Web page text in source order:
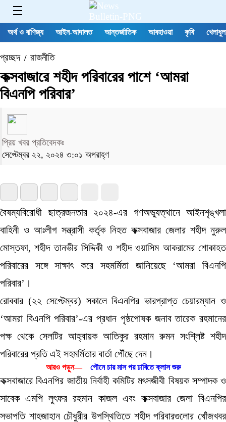
অর্থ ও বাণিজ্য আইন-আদালত আন্তর্জাতিক আবহাওয়া কৃষি
প্রচ্ছদ/ রাজনীতি
কক্সবাজারে শহীদ পরিবারের পাশে ‘আমরা
বিএনপি পরিবার’
প্রিয় খবর প্রতিবেদকঃ
সেপ্টেম্বর ২২, ২০২৪ ৩:০১ অপরাহ্ণ
বৈষম্যবিরোধী ছাত্রজনতার ২০২৪-এর গণঅভ্যুত্থানে আইনশৃঙ্খলা
বাহিনী ও আঃলীগ সন্ত্রাসী কর্তৃক নিহত কক্সবাজার জেলার শহীদ নুরুল
মোস্তফা, শহীদ তানভীর সিদ্দিকী ও শহীদ ওয়াসিম আকরামের শোকাহত
পরিবারের সঙ্গে সাক্ষাৎ করে সহমর্মিতা জানিয়েছে ‘আমরা বিএনপি
পরিবার’।
রোববার (২২ সেপ্টেম্বর) সকালে বিএনপির ভারপ্রাপ্ত চেয়ারম্যান ও
‘আমরা বিএনপি পরিবার’-এর প্রধান পৃষ্ঠপোষক জনাব তারেক রহমানের
পক্ষ থেকে সেলটির আহ্বায়ক আতিকুর রহমান রুমন সংশ্লিষ্ট শহীদ
পরিবারের প্রতি এই সহমর্মিতার বার্তা পৌঁছে দেন।
আরও পড়ুন— পৌনে চার মাস পর ঢাবিতে ক্লাস শুরু
কক্সবাজারে বিএনপির জাতীয় নির্বাহী কমিটির মৎসজীবী বিষয়ক সম্পাদক ও
সাবেক এমপি লুৎফর রহমান কাজল এবং কক্সবাজার জেলা বিএনপির
সভাপতি শাহজাহান চৌধুরীর উপস্থিতিতে শহীদ পরিবারগুলোর খোঁজখবর